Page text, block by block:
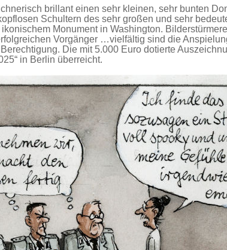
brillant einen sehr kleinen, sehr bunten
Schultern des sehr großen und sehr
Monument in Washington.
Vorgänger …vielfältig sind die
Die mit 5.000 Euro dotierte
in Berlin überreicht.